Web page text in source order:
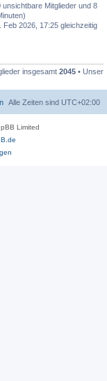
Mitglieder und 8
Feb 2026, 17:25 gleichzeitig
insgesamt 2045 • Unser
Alle Zeiten sind UTC+02:00
Limited